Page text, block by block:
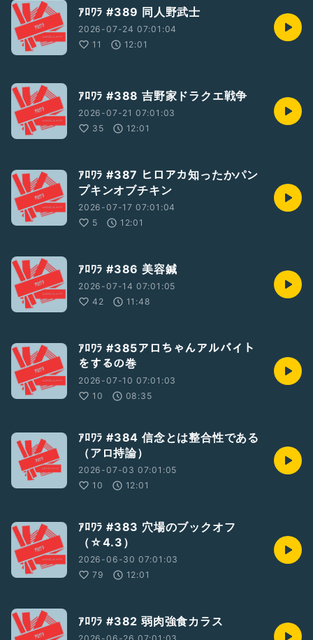
ｱﾛﾜﾗ #389 同人野武士
2026-07-24 07:01:04
11
12:01
ｱﾛﾜﾗ #388 吉野家ドラクエ戦争
2026-07-21 07:01:03
35
12:01
ｱﾛﾜﾗ #387 ヒロアカ知ったかパン
プキンオブチキン
2026-07-17 07:01:04
5
12:01
ｱﾛﾜﾗ #386 美容鍼
2026-07-14 07:01:05
42
11:48
ｱﾛﾜﾗ #385アロちゃんアルバイト
をするの巻
2026-07-10 07:01:03
10
08:35
ｱﾛﾜﾗ #384 信念とは整合性である
（アロ持論）
2026-07-03 07:01:05
10
12:01
ｱﾛﾜﾗ #383 穴場のブックオフ
（☆4.3）
2026-06-30 07:01:03
79
12:01
ｱﾛﾜﾗ #382 弱肉強食カラス